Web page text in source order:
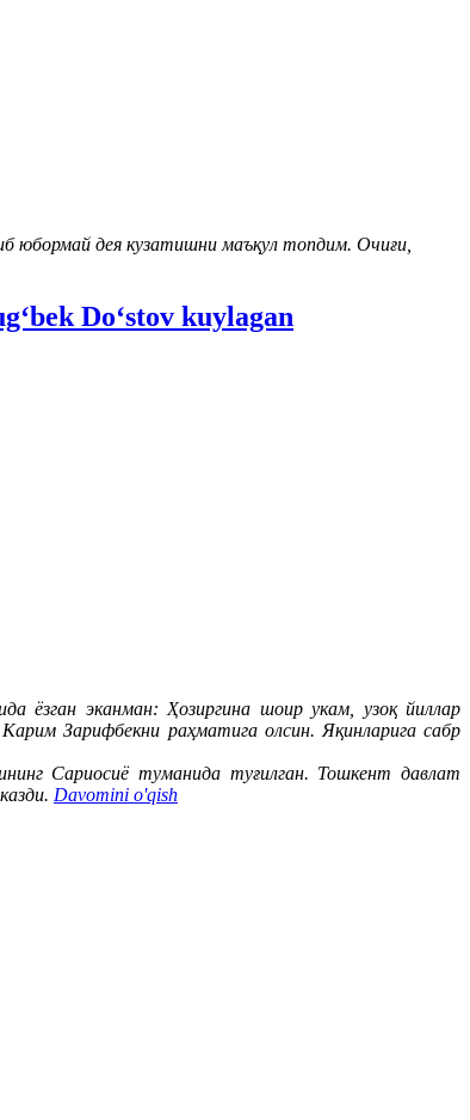
юбормай дея кузатишни маъқул топдим. Очиғи,
Do‘stov kuylagan
ёзган эканман: Ҳозиргина шоир укам, узоқ йиллар
Зарифбекни раҳматига олсин. Яқинларига сабр
Сариосиё туманида туғилган. Тошкент давлат
Davomini o'qish